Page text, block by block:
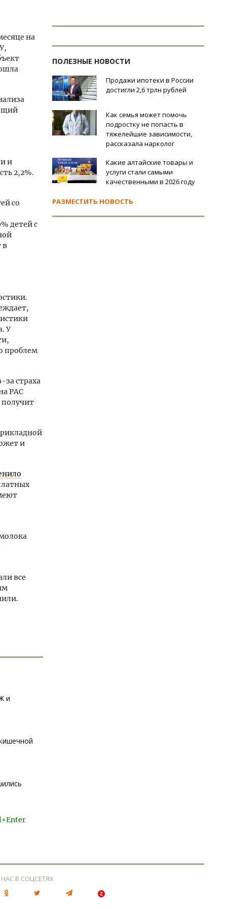
на
и
2,2%.
со
детей с
в
У
проблем
за страха
РАС
получит
и
все
и
ПОЛЕЗНЫЕ НОВОСТИ
Продажи ипотеки в России
достигли 2,6 трлн рублей
Как семья может помочь
подростку не попасть в
тяжелейшие зависимости,
рассказала нарколог
Какие алтайские товары и
услуги стали самыми
качественными в 2026 году
РАЗМЕСТИТЬ НОВОСТЬ
В СОЦСЕТЯХ